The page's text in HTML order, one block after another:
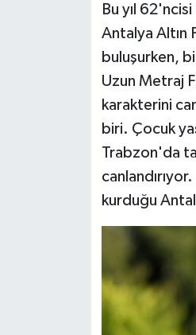
Bu yıl
Antalya Altın
buluşurken,
Uzun Metraj
karakterini
biri. Çocuk
Trabzon'da
kurduğu